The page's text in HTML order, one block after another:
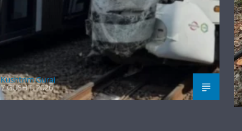
Kushtrim Guraj
7 GUSHT, 2026